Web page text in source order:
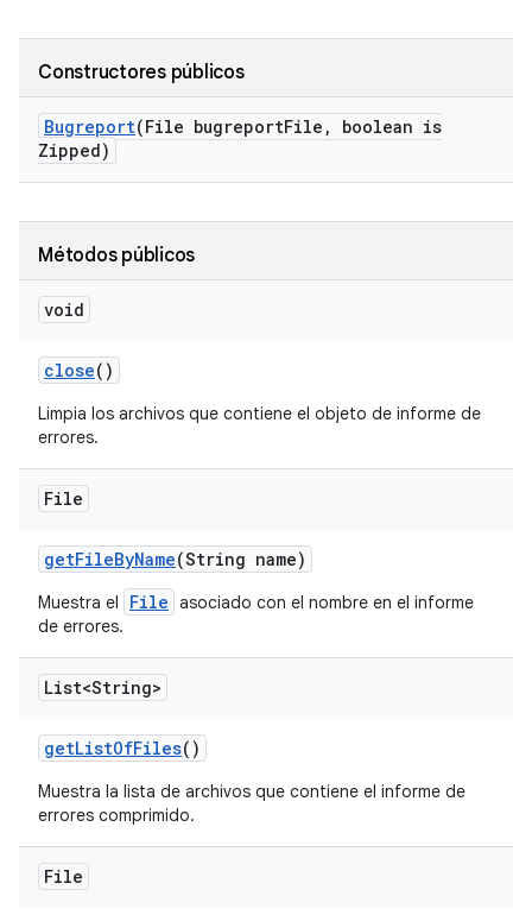
Constructores públicos
Bugreport(File bugreportFile ,
boolean is
Zipped)
Métodos públicos
void
close()
Limpia los archivos que contiene el objeto de informe de
errores.
File
getFileByName(String name)
Muestra el File asociado con el nombre en el informe
de errores.
List<String>
getListOfFiles()
Muestra la lista de archivos que contiene el informe de
errores comprimido.
File